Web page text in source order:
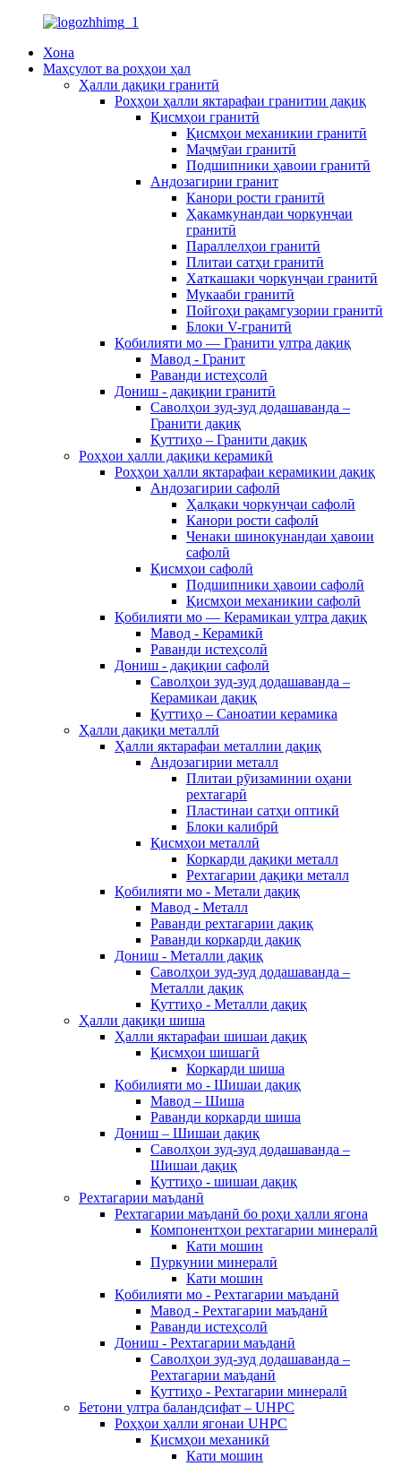
Хона
Маҳсулот ва роҳҳои ҳал
Ҳалли дақиқи гранитӣ
Роҳҳои ҳалли яктарафаи гранитии дақиқ
Қисмҳои гранитӣ
Қисмҳои механикии гранитӣ
Маҷмӯаи гранитӣ
Подшипники ҳавоии гранитӣ
Андозагирии гранит
Канори рости гранитӣ
Ҳакамкунандаи чоркунҷаи
гранитӣ
Параллелҳои гранитӣ
Плитаи сатҳи гранитӣ
Хаткашаки чоркунҷаи гранитӣ
Мукааби гранитӣ
Пойгоҳи рақамгузории гранитӣ
Блоки V-гранитӣ
Қобилияти мо — Гранити ултра дақиқ
Мавод - Гранит
Раванди истеҳсолӣ
Дониш - дақиқии гранитӣ
Саволҳои зуд-зуд додашаванда –
Гранити дақиқ
Қуттиҳо – Гранити дақиқ
Роҳҳои ҳалли дақиқи керамикӣ
Роҳҳои ҳалли яктарафаи керамикии дақиқ
Андозагирии сафолӣ
Ҳалқаки чоркунҷаи сафолӣ
Канори рости сафолӣ
Ченаки шинокунандаи ҳавоии
сафолӣ
Қисмҳои сафолӣ
Подшипники ҳавоии сафолӣ
Қисмҳои механикии сафолӣ
Қобилияти мо — Керамикаи ултра дақиқ
Мавод - Керамикӣ
Раванди истеҳсолӣ
Дониш - дақиқии сафолӣ
Саволҳои зуд-зуд додашаванда –
Керамикаи дақиқ
Қуттиҳо – Саноатии керамика
Ҳалли дақиқи металлӣ
Ҳалли яктарафаи металлии дақиқ
Андозагирии металл
Плитаи рӯизаминии оҳани
рехтагарӣ
Пластинаи сатҳи оптикӣ
Блоки калибрӣ
Қисмҳои металлӣ
Коркарди дақиқи металл
Рехтагарии дақиқи металл
Қобилияти мо - Метали дақиқ
Мавод - Металл
Раванди рехтагарии дақиқ
Раванди коркарди дақиқ
Дониш - Металли дақиқ
Саволҳои зуд-зуд додашаванда –
Металли дақиқ
Қуттиҳо - Металли дақиқ
Ҳалли дақиқи шиша
Ҳалли яктарафаи шишаи дақиқ
Қисмҳои шишагӣ
Коркарди шиша
Қобилияти мо - Шишаи дақиқ
Мавод – Шиша
Раванди коркарди шиша
Дониш – Шишаи дақиқ
Саволҳои зуд-зуд додашаванда –
Шишаи дақиқ
Қуттиҳо - шишаи дақиқ
Рехтагарии маъданӣ
Рехтагарии маъданӣ бо роҳи ҳалли ягона
Компонентҳои рехтагарии минералӣ
Кати мошин
Пуркунии минералӣ
Кати мошин
Қобилияти мо - Рехтагарии маъданӣ
Мавод - Рехтагарии маъданӣ
Раванди истеҳсолӣ
Дониш - Рехтагарии маъданӣ
Саволҳои зуд-зуд додашаванда –
Рехтагарии маъданӣ
Қуттиҳо - Рехтагарии минералӣ
Бетони ултра баландсифат – UHPC
Роҳҳои ҳалли ягонаи UHPC
Қисмҳои механикӣ
Кати мошин